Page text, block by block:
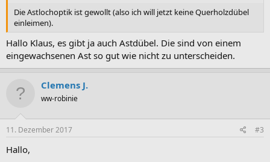
Die Astlochoptik ist gewollt (also ich will jetzt keine Querholzdübel
einleimen).
Hallo Klaus, es gibt ja auch Astdübel. Die sind von einem
eingewachsenen Ast so gut wie nicht zu unterscheiden.
Clemens J.
ww-robinie
11. Dezember 2017 #3
Hallo,